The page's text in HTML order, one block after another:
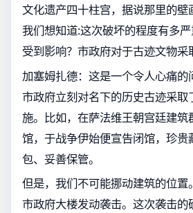
文化遗产四十柱宫，据说那里的壁
我们想知道:这次破坏的程度有多
受到影响？市政府对于古迹文物采
加塞姆扎德：这是一个令人心痛的
市政府立刻对名下的历史古迹采
施。比如，在萨法维王朝宫廷建筑
馆，于战争伊始便宣告闭馆，珍
包、妥善保管。
但是，我们不可能挪动建筑的位
市政府大楼发动袭击。这次袭击